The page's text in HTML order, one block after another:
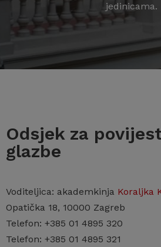
jedinicama.
Odsjek za
glazbe
Voditeljica: akademkinja Koraljka
Opatička 18, 10000 Zagreb
Telefon: +385 01 4895 320
Telefon: +385 01 4895 321